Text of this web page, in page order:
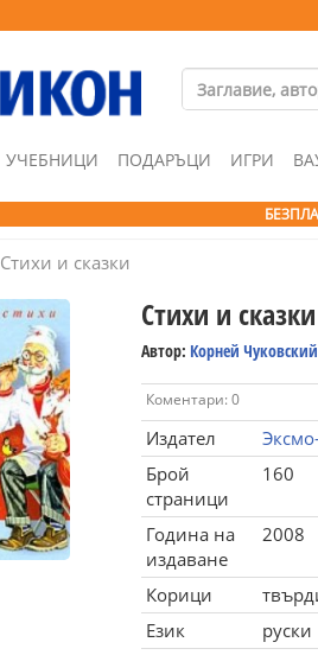
УЧЕБНИЦИ ПОДАРЪЦИ ИГРИ
Стихи и сказки
Стихи и сказки
Автор: Корней Чуковский
Коментари: 0
Издател
Брой
страници
160
Година на
издаване
2008
Корици
Език
руски